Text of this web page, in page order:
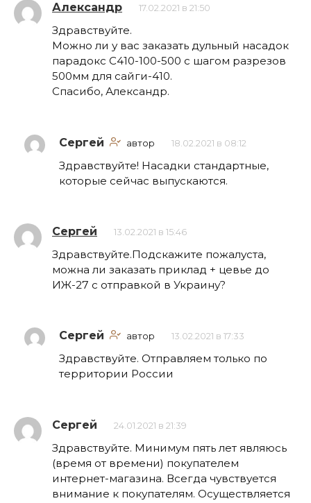
Александр 17.02.2021 в 21:50
Здравствуйте.
Можно ли у вас заказать дульный насадок
парадокс С410-100-500 с шагом разрезов
500мм для сайги-410.
Спасибо, Александр.
Сергей автор 18.02.2021 в 08:12
Здравствуйте! Насадки стандартные,
которые сейчас выпускаются.
Сергей 13.02.2021 в 15:46
Здравствуйте.Подскажите пожалуста,
можна ли заказать приклад + цевье до
ИЖ-27 с отправкой в Украину?
Сергей автор 13.02.2021 в 17:33
Здравствуйте. Отправляем только по
территории России
Сергей 24.01.2021 в 21:39
Здравствуйте. Минимум пять лет являюсь
(время от времени) покупателем
интернет-магазина. Всегда чувствуется
внимание к покупателям. Осуществляется